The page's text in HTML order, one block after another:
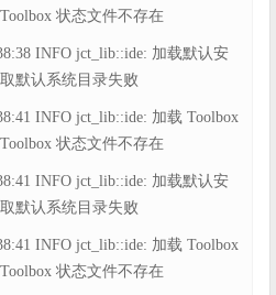
状态文件不存在
INFO jct_lib::ide: 加载默认安
默认系统目录失败
INFO jct_lib::ide: 加载 Toolbox
状态文件不存在
INFO jct_lib::ide: 加载默认安
默认系统目录失败
INFO jct_lib::ide: 加载 Toolbox
状态文件不存在